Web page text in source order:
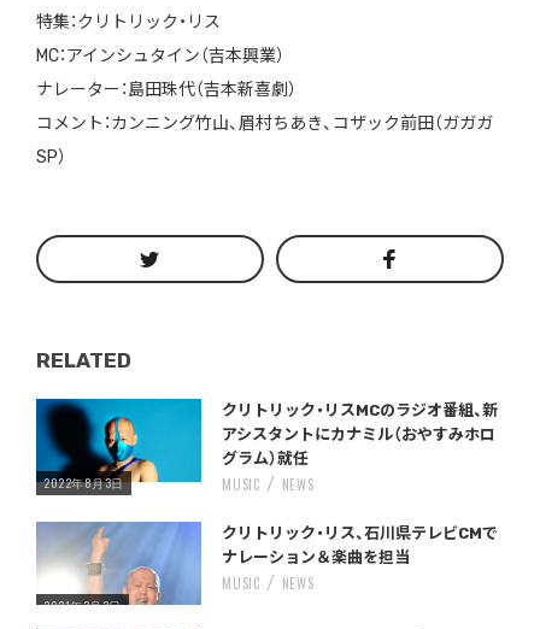
特集：クリトリック・リス
MC：アインシュタイン（吉本興業）
ナレーター：島田珠代（吉本新喜劇）
コメント：カンニング竹山、眉村ちあき、コザック前田（ガガガ
SP）
RELATED
Warning : Undefined variable $post_id in
/home/storywriter/storywriter.tokyo/public_html/wp-content/themes/StoryWriter/single.phpon line242
クリトリック・リスMCのラジオ番組、新
アシスタントにカナミル（おやすみホロ
グラム）就任
2022年8月3日
MUSIC NEWS
Warning : Undefined variable $post_id in
/home/storywriter/storywriter.tokyo/public_html/wp-content/themes/StoryWriter/single.phpon line242
クリトリック・リス、石川県テレビCMで
ナレーション＆楽曲を担当
2021年3月3日
MUSIC NEWS